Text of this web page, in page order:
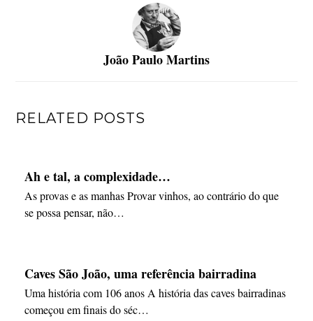
João Paulo Martins
RELATED POSTS
Ah e tal, a complexidade…
As provas e as manhas Provar vinhos, ao contrário do que
se possa pensar, não…
Caves São João, uma referência bairradina
Uma história com 106 anos A história das caves bairradinas
começou em finais do séc…